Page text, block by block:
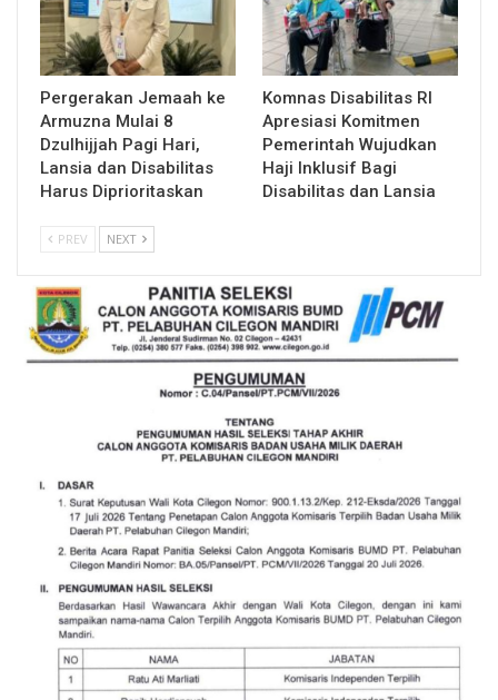
Pergerakan Jemaah ke
Armuzna Mulai 8
Dzulhijjah Pagi Hari,
Lansia dan Disabilitas
Harus Diprioritaskan
Komnas Disabilitas RI
Apresiasi Komitmen
Pemerintah Wujudkan
Haji Inklusif Bagi
Disabilitas dan Lansia
PREV NEXT